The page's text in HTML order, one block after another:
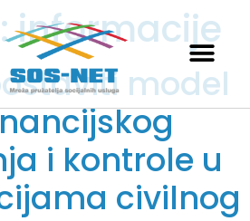
informacije
model
i kontrole u
civilnog